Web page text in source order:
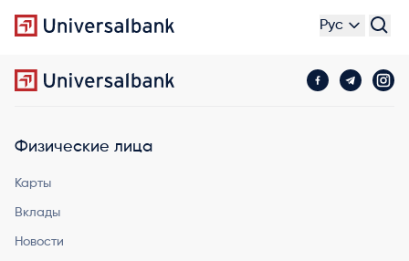
Рус
Физические лица
Карты
Вклады
Новости